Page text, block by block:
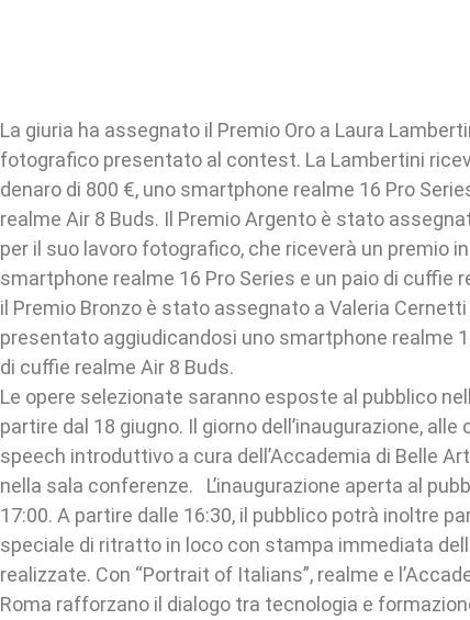
La giuria ha assegnato il Premio Oro a Laura
fotografico presentato al contest. La Lambertini
denaro di 800 €, uno smartphone realme 16 Pro
realme Air 8 Buds. Il Premio Argento è stato
per il suo lavoro fotografico, che riceverà un premio
smartphone realme 16 Pro Series e un paio di cuffie
il Premio Bronzo è stato assegnato a Valeria
presentato aggiudicandosi uno smartphone realme
di cuffie realme Air 8 Buds.
Le opere selezionate saranno esposte al pubblico
partire dal 18 giugno. Il giorno dell’inaugurazione, alle
speech introduttivo a cura dell’Accademia di Belle
nella sala conferenze. L’inaugurazione aperta al
17:00. A partire dalle 16:30, il pubblico potrà inoltre
speciale di ritratto in loco con stampa immediata
realizzate. Con “Portrait of Italians”, realme e
Roma rafforzano il dialogo tra tecnologia e